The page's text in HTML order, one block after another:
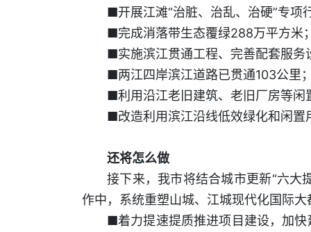
■开展江滩“治脏、治乱、治硬”专项
■完成消落带生态覆绿288万平方米
■实施滨江贯通工程、完善配套服务
■两江四岸滨江道路已贯通103公里
■利用沿江老旧建筑、老旧厂房等闲
■改造利用滨江沿线低效绿化和闲置
还将怎么做
接下来，我市将结合城市更新“六大
作中，系统重塑山城、江城现代化国际
■着力提速提质推进项目建设，加